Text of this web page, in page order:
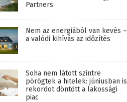
Partners
Nem az energiából van kevés –
a valódi kihívás az időzítés
Soha nem látott szintre
pörögtek a hitelek: júniusban is
rekordot döntött a lakossági
piac